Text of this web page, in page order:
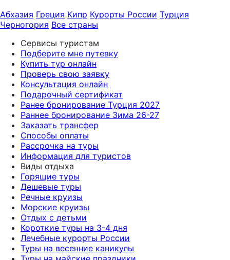
Абхазия Греция Кипр Курорты России Турция
Черногория Все страны
Сервисы туристам
Подберите мне путевку
Купить тур онлайн
Проверь свою заявку
Консультация онлайн
Подарочный сертификат
Ранее бронирование Турция 2027
Раннее бронирование Зима 26-27
Заказать трансфер
Способы оплаты
Рассрочка на туры
Информация для туристов
Виды отдыха
Горящие туры
Дешевые туры
Речные круизы
Морские круизы
Отдых с детьми
Короткие туры на 3-4 дня
Лечебные курорты России
Туры на весенние каникулы